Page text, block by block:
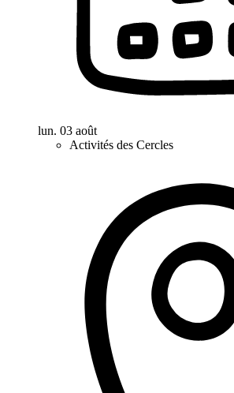
lun. 03 août
Activités des Cercles